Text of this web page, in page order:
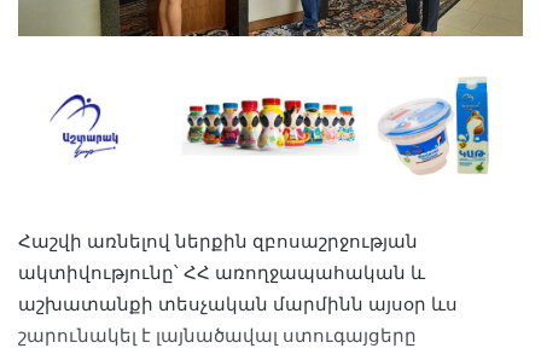
Հաշվի առնելով ներքին զբոսաշրջության
ակտիվությունը՝ ՀՀ առողջապահական և
աշխատանքի տեսչական մարմինն այսօր ևս
շարունակել է լայնածավալ ստուգայցերը